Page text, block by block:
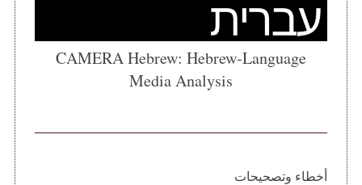
CAMERA Hebrew: Hebrew-Language
Media Analysis
أخطاء وتصحيحات